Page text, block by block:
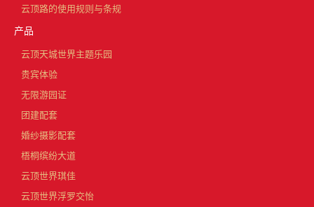
云顶路的使用规则与条规
产品
云顶天城世界主题乐园
贵宾体验
无限游园证
团建配套
婚纱摄影配套
梧桐缤纷大道
云顶世界琪佳
云顶世界浮罗交怡